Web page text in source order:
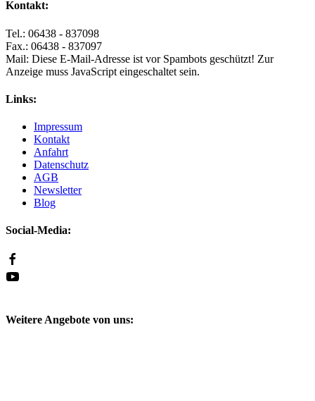
Kontakt:
Tel.: 06438 - 837098
Fax.: 06438 - 837097
Mail: Diese E-Mail-Adresse ist vor Spambots geschützt! Zur
Anzeige muss JavaScript eingeschaltet sein.
Links:
Impressum
Kontakt
Anfahrt
Datenschutz
AGB
Newsletter
Blog
Social-Media:
Weitere Angebote von uns: